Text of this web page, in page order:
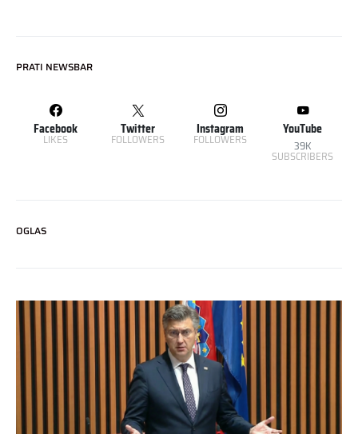
PRATI NEWSBAR
Facebook
LIKES
Twitter
FOLLOWERS
Instagram
FOLLOWERS
YouTube
39K
SUBSCRIBERS
OGLAS